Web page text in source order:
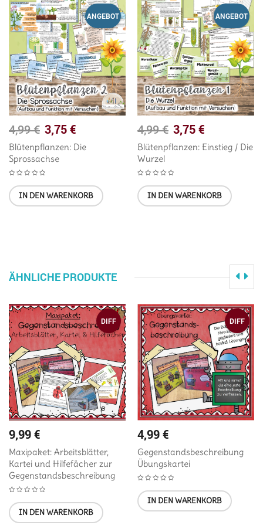
ANGEBOT
4,99€ 3,75€
Blütenpflanzen: Die
Sprossachse
IN DEN WARENKORB
ANGEBOT
4,99€ 3,75€
Blütenpflanzen: Einstieg / Die
Wurzel
IN DEN WARENKORB
ÄHNLICHE PRODUKTE
DIFF
9,99€
Maxipaket: Arbeitsblätter,
Kartei und Hilfefächer zur
Gegenstandsbeschreibung
IN DEN WARENKORB
DIFF
4,99€
Gegenstandsbeschreibung
Übungskartei
IN DEN WARENKORB